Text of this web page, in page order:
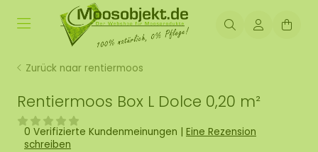
Zurück naar rentiermoos
Rentiermoos Box L Dolce 0,20 m²
0 Verifizierte Kundenmeinungen | Eine Rezension
schreiben